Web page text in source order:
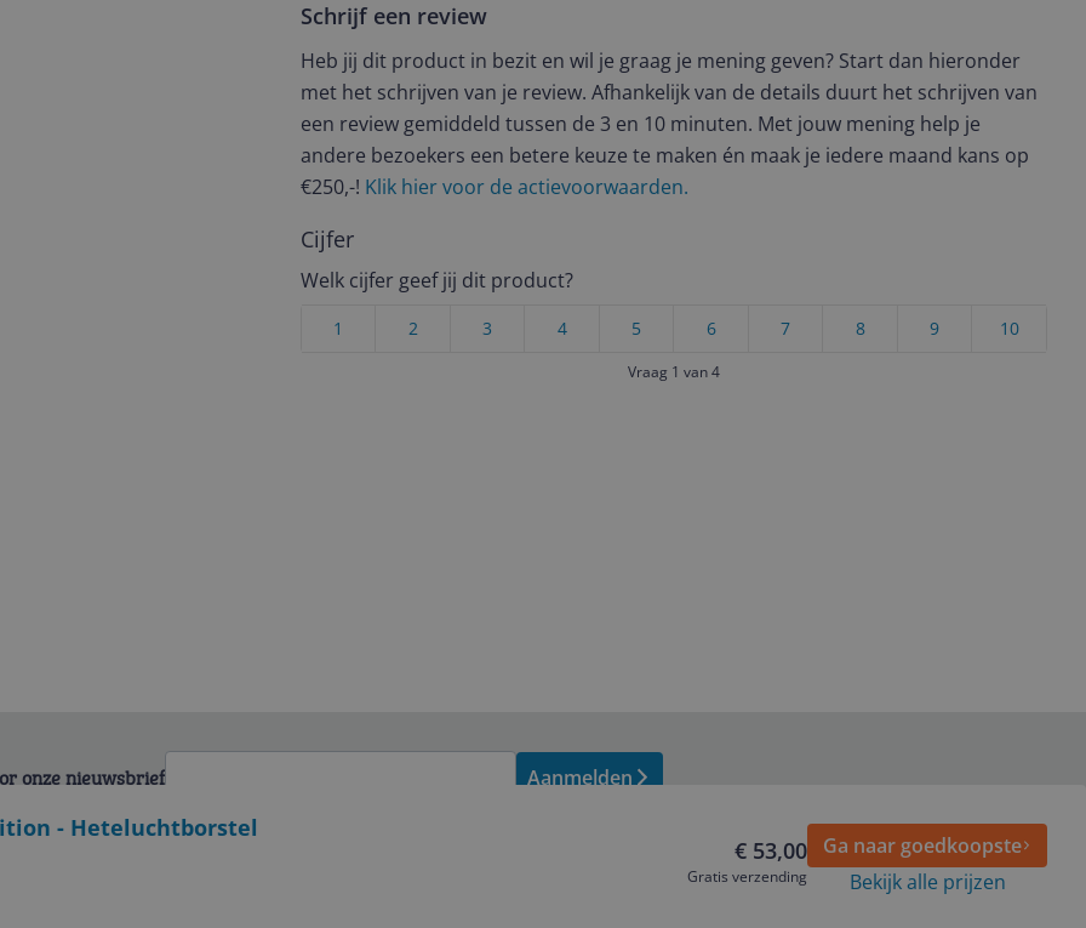
Schrijf een review
Heb jij dit product in bezit en wil je graag je mening geven? Start dan hieronder
met het schrijven van je review. Afhankelijk van de details duurt het schrijven van
een review gemiddeld tussen de 3 en 10 minuten. Met jouw mening help je
andere bezoekers een betere keuze te maken én maak je iedere maand kans op
€250,-! Klik hier voor de actievoorwaarden.
Cijfer
Welk cijfer geef jij dit product?
10
9
8
7
6
5
4
3
2
1
Vraag 1 van 4
- Heteluchtborstel
€ 53,00
Gratis verzending
Ga naar goedkoopste
Bekijk alle prijzen
onze nieuwsbrief Aanmelden